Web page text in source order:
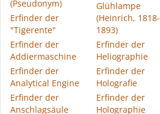
(Pseudonym)
Erfinder der
"Tigerente"
Erfinder der
Addiermaschine
Erfinder der
Analytical Engine
Erfinder der
Anschlagsäule
Glühlampe
(Heinrich, 1818-
1893)
Erfinder der
Heliographie
Erfinder der
Holografie
Erfinder der
Holographie